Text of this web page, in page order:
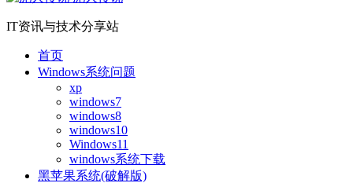
IT资讯与技术分享站
首页
Windows系统问题
xp
windows7
windows8
windows10
Windows11
windows系统下载
黑苹果系统(破解版)